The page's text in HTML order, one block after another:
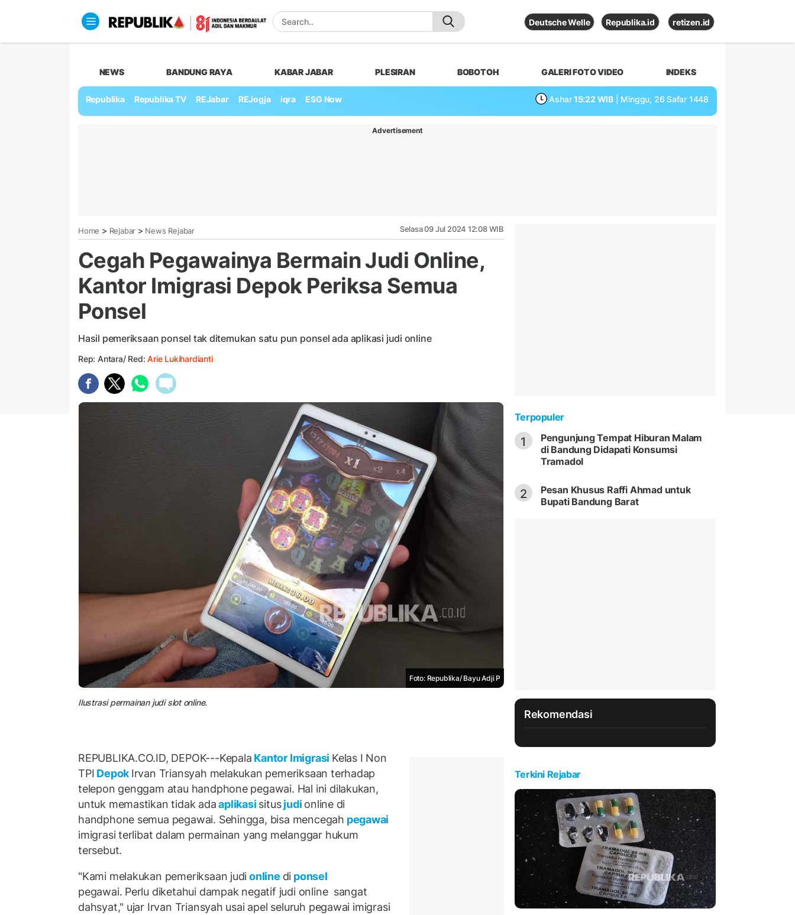
Deutsche Welle Republika.id retizen.id
NEWS BANDUNG RAYA KABAR JABAR PLESIRAN BOBOTOH GALERI FOTO VIDEO INDEKS
Republika Republika TV REJabar REJogja iqra ESG Now Ashar 15:22 WIB | Minggu, 26 Safar 1448
Advertisement
Home > Rejabar > News Rejabar Selasa 09 Jul 2024 12:08 WIB
Cegah Pegawainya Bermain Judi Online,
Kantor Imigrasi Depok Periksa Semua
Ponsel
Hasil pemeriksaan ponsel tak ditemukan satu pun ponsel ada aplikasi judi online
Rep: Antara/ Red:Arie Lukihardianti
Foto: Republika/ Bayu Adji P
Ilustrasi permainan judi slot online.
REPUBLIKA.CO.ID, DEPOK---Kepala Kantor Imigrasi Kelas I Non
TPI Depok Irvan Triansyah melakukan pemeriksaan terhadap
telepon genggam atau handphone pegawai. Hal ini dilakukan,
untuk memastikan tidak adaaplikasi situsjudi online di
handphone semua pegawai. Sehingga, bisa mencegah pegawai
imigrasi terlibat dalam permainan yang melanggar hukum
tersebut.
"Kami melakukan pemeriksaan judionline di ponsel
pegawai. Perlu diketahui dampak negatif judi online sangat
dahsyat," ujar Irvan Triansyah usai apel seluruh pegawai imigrasi
Terpopuler
1
Pengunjung Tempat Hiburan Malam
di Bandung Didapati Konsumsi
Tramadol
2
Pesan Khusus Raffi Ahmad untuk
Bupati Bandung Barat
Rekomendasi
Terkini Rejabar